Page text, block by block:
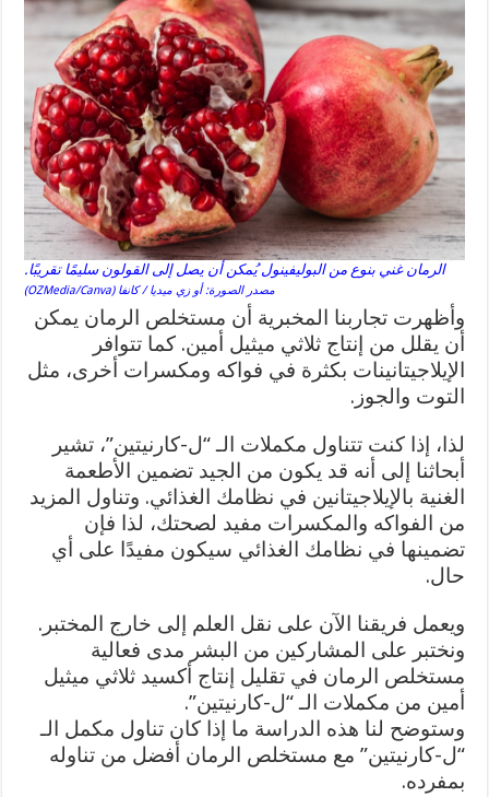
الرمان غني بنوع من البوليفينول يُمكن أن يصل إلى القولون سليمًا تقريبًا.
مصدر الصورة: أو زي ميديا / كانفا (OZMedia/Canva)
وأظهرت تجاربنا المخبرية أن مستخلص الرمان يمكن
أن يقلل من إنتاج ثلاثي ميثيل أمين. كما تتوافر
الإيلاجيتانينات بكثرة في فواكه ومكسرات أخرى، مثل
التوت والجوز.
لذا، إذا كنت تتناول مكملات الـ “ل-كارنيتين”، تشير
أبحاثنا إلى أنه قد يكون من الجيد تضمين الأطعمة
الغنية بالإيلاجيتانين في نظامك الغذائي. وتناول المزيد
من الفواكه والمكسرات مفيد لصحتك، لذا فإن
تضمينها في نظامك الغذائي سيكون مفيدًا على أي
حال.
ويعمل فريقنا الآن على نقل العلم إلى خارج المختبر.
ونختبر على المشاركين من البشر مدى فعالية
مستخلص الرمان في تقليل إنتاج أكسيد ثلاثي ميثيل
أمين من مكملات الـ “ل-كارنيتين”.
وستوضح لنا هذه الدراسة ما إذا كان تناول مكمل الـ
“ل-كارنيتين” مع مستخلص الرمان أفضل من تناوله
بمفرده.